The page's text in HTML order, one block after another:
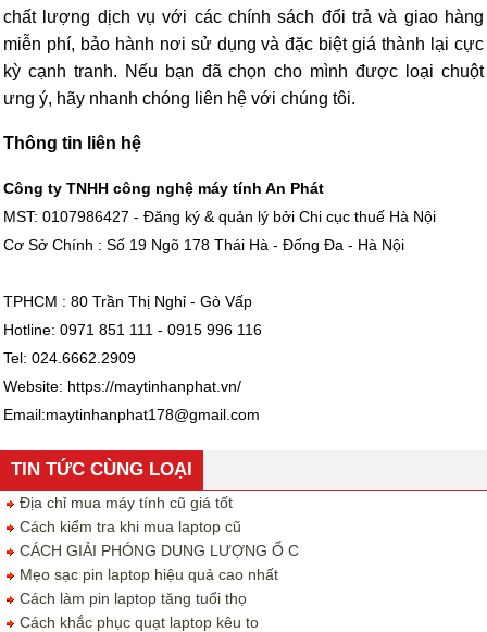
chất lượng dịch vụ với các chính sách đổi trả và giao hàng
miễn phí, bảo hành nơi sử dụng và đặc biệt giá thành lại cực
kỳ cạnh tranh. Nếu bạn đã chọn cho mình được loại chuột
ưng ý, hãy nhanh chóng liên hệ với chúng tôi.
Thông tin liên hệ
Công ty TNHH công nghệ máy tính An Phát
MST: 0107986427 - Đăng ký & quản lý bởi Chi cục thuế Hà Nội
Cơ Sở Chính : Số 19 Ngõ 178 Thái Hà - Đống Đa - Hà Nội
TPHCM : 80 Trần Thị Nghỉ - Gò Vấp
Hotline: 0971 851 111 - 0915 996 116
Tel: 024.6662.2909
Website: https://maytinhanphat.vn/
Email:maytinhanphat178@gmail.com
TIN TỨC CÙNG LOẠI
Địa chỉ mua máy tính cũ giá tốt
Cách kiểm tra khi mua laptop cũ
CÁCH GIẢI PHÓNG DUNG LƯỢNG Ổ C
Mẹo sạc pin laptop hiệu quả cao nhất
Cách làm pin laptop tăng tuổi thọ
Cách khắc phục quạt laptop kêu to